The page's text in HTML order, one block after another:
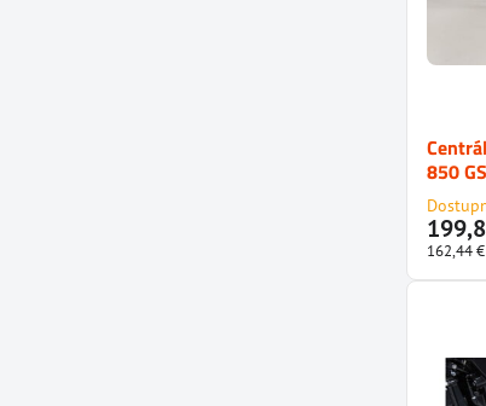
850
162,44 €